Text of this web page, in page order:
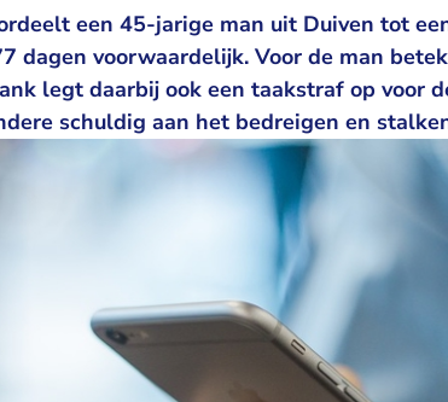
een 45-jarige man uit Duiven tot
dagen voorwaardelijk. Voor de man
legt daarbij ook een taakstraf op voor
schuldig aan het bedreigen en